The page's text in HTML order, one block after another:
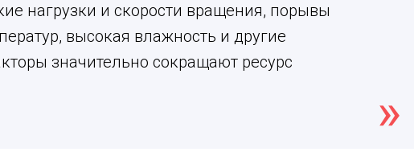
нагрузки и скорости вращения, порывы
высокая влажность и другие
значительно сокращают ресурс